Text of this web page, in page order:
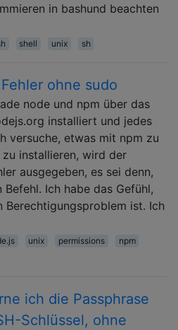
in bashund beachten
shell unix sh
ohne sudo
node und npm über das
installiert und jedes
versuche, etwas mit npm zu
zu installieren, wird der
ausgegeben, es sei denn,
Befehl. Ich habe das Gefühl,
Berechtigungsproblem ist. Ich
unix permissions
npm
ich die Passphrase
Schlüssel, ohne